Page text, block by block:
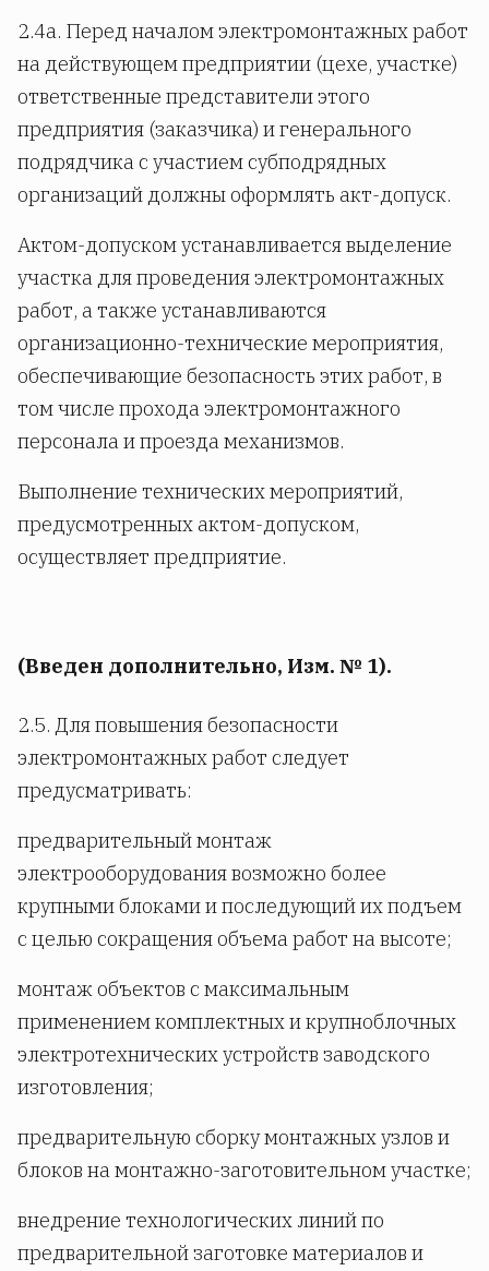
2.4а. Перед началом электромонтажных работ
на действующем предприятии (цехе, участке)
ответственные представители этого
предприятия (заказчика) и генерального
подрядчика с участием субподрядных
организаций должны оформлять акт-допуск.
Актом-допуском устанавливается выделение
участка для проведения электромонтажных
работ, а также устанавливаются
организационно-технические мероприятия,
обеспечивающие безопасность этих работ, в
том числе прохода электромонтажного
персонала и проезда механизмов.
Выполнение технических мероприятий,
предусмотренных актом-допуском,
осуществляет предприятие.
(Введен дополнительно, Изм. № 1).
2.5. Для повышения безопасности
электромонтажных работ следует
предусматривать:
предварительный монтаж
электрооборудования возможно более
крупными блоками и последующий их подъем
с целью сокращения объема работ на высоте;
монтаж объектов с максимальным
применением комплектных и крупноблочных
электротехнических устройств заводского
изготовления;
предварительную сборку монтажных узлов и
блоков на монтажно-заготовительном участке;
внедрение технологических линий по
предварительной заготовке материалов и